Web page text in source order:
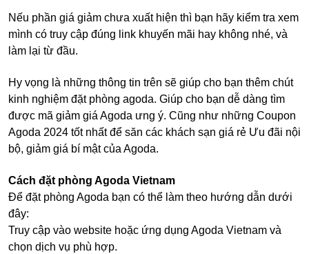
Nếu phần giá giảm chưa xuất hiện thì bạn hãy kiểm tra xem
mình có truy cập đúng link khuyến mãi hay không nhé, và
làm lại từ đầu.
Hy vọng là những thông tin trên sẽ giúp cho bạn thêm chút
kinh nghiệm đặt phòng agoda. Giúp cho bạn dễ dàng tìm
được mã giảm giá Agoda ưng ý. Cũng như những Coupon
Agoda 2024 tốt nhất để săn các khách sạn giá rẻ Ưu đãi nội
bộ, giảm giá bí mật của Agoda.
Cách đặt phòng Agoda Vietnam
Để đặt phòng Agoda bạn có thể làm theo hướng dẫn dưới
đây:
Truy cập vào website hoặc ứng dụng Agoda Vietnam và
chọn dịch vụ phù hợp.